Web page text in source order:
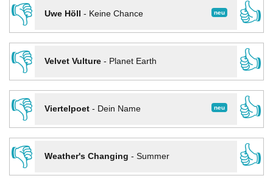
👎
neu
Uwe Höll - Keine Chance
👍
👎
Velvet Vulture- Planet Earth
👍
👎
neu
Viertelpoet- Dein Name
👍
👎
Weather's Changing - Summer
👍